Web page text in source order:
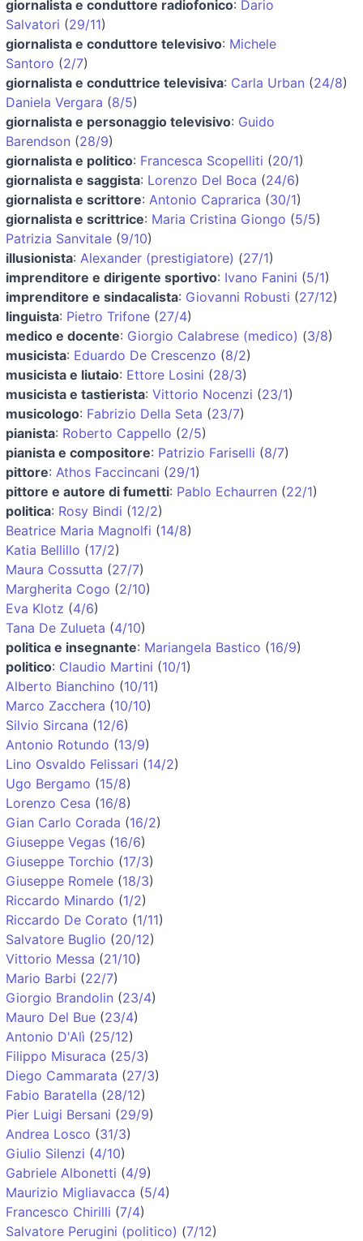
giornalista e conduttore radiofonico: Dario
Salvatori (29/11)
giornalista e conduttore televisivo: Michele
Santoro (2/7)
giornalista e conduttrice televisiva: Carla Urban (24/8)
Daniela Vergara (8/5)
giornalista e personaggio televisivo: Guido
Barendson (28/9)
giornalista e politico: Francesca Scopelliti (20/1)
giornalista e saggista: Lorenzo Del Boca (24/6)
giornalista e scrittore: Antonio Caprarica (30/1)
giornalista e scrittrice: Maria Cristina Giongo (5/5)
Patrizia Sanvitale (9/10)
illusionista: Alexander (prestigiatore) (27/1)
imprenditore e dirigente sportivo: Ivano Fanini (5/1)
imprenditore e sindacalista: Giovanni Robusti (27/12)
linguista: Pietro Trifone (27/4)
medico e docente: Giorgio Calabrese (medico) (3/8)
musicista: Eduardo De Crescenzo (8/2)
musicista e liutaio: Ettore Losini (28/3)
musicista e tastierista: Vittorio Nocenzi (23/1)
musicologo: Fabrizio Della Seta (23/7)
pianista: Roberto Cappello (2/5)
pianista e compositore: Patrizio Fariselli (8/7)
pittore: Athos Faccincani (29/1)
pittore e autore di fumetti: Pablo Echaurren (22/1)
politica: Rosy Bindi (12/2)
Beatrice Maria Magnolfi (14/8)
Katia Bellillo (17/2)
Maura Cossutta (27/7)
Margherita Cogo (2/10)
Eva Klotz (4/6)
Tana De Zulueta (4/10)
politica e insegnante: Mariangela Bastico (16/9)
politico: Claudio Martini (10/1)
Alberto Bianchino (10/11)
Marco Zacchera (10/10)
Silvio Sircana (12/6)
Antonio Rotundo (13/9)
Lino Osvaldo Felissari (14/2)
Ugo Bergamo (15/8)
Lorenzo Cesa (16/8)
Gian Carlo Corada (16/2)
Giuseppe Vegas (16/6)
Giuseppe Torchio (17/3)
Giuseppe Romele (18/3)
Riccardo Minardo (1/2)
Riccardo De Corato (1/11)
Salvatore Buglio (20/12)
Vittorio Messa (21/10)
Mario Barbi (22/7)
Giorgio Brandolin (23/4)
Mauro Del Bue (23/4)
Antonio D'Alì (25/12)
Filippo Misuraca (25/3)
Diego Cammarata (27/3)
Fabio Baratella (28/12)
Pier Luigi Bersani (29/9)
Andrea Losco (31/3)
Giulio Silenzi (4/10)
Gabriele Albonetti (4/9)
Maurizio Migliavacca (5/4)
Francesco Chirilli (7/4)
Salvatore Perugini (politico) (7/12)